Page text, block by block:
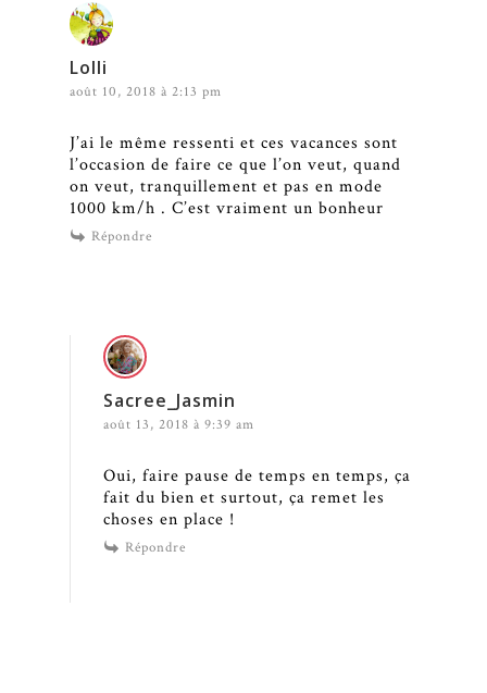
Lolli
août 10, 2018 à 2:13 pm
J’ai le même ressenti et ces vacances sont
l’occasion de faire ce que l’on veut, quand
on veut, tranquillement et pas en mode
1000 km/h . C’est vraiment un bonheur
Répondre
Sacree_Jasmin
août 13, 2018 à 9:39 am
Oui, faire pause de temps en temps, ça
fait du bien et surtout, ça remet les
choses en place !
Répondre